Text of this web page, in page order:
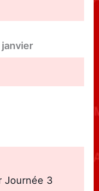
janvier
Journée 3